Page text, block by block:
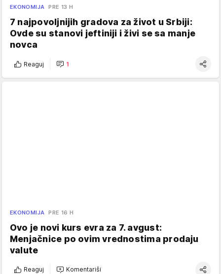
EKONOMIJA PRE 13 H
7 najpovoljnijih gradova za život u Srbiji:
Ovde su stanovi jeftiniji i živi se sa manje
novca
Reaguj 1
EKONOMIJA PRE 16 H
Ovo je novi kurs evra za 7. avgust:
Menjačnice po ovim vrednostima prodaju
valute
Reaguj Komentariši